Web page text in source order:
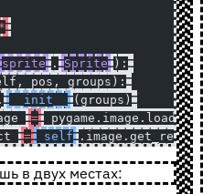
sprite . Sprite ):
pos, groups):
__init__
(groups)
= pygame.image.load(
= self .image.get_rect(
в двух местах: